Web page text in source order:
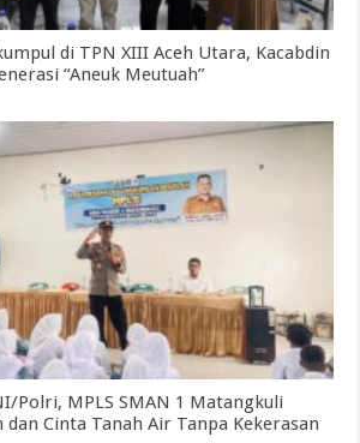
di TPN XIII Aceh Utara, Kacabdin
“Aneuk Meutuah”
Polri, MPLS SMAN 1 Matangkuli
Cinta Tanah Air Tanpa Kekerasan